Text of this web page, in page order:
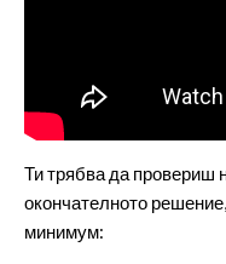
Ти трябва да провериш
окончателното
минимум: